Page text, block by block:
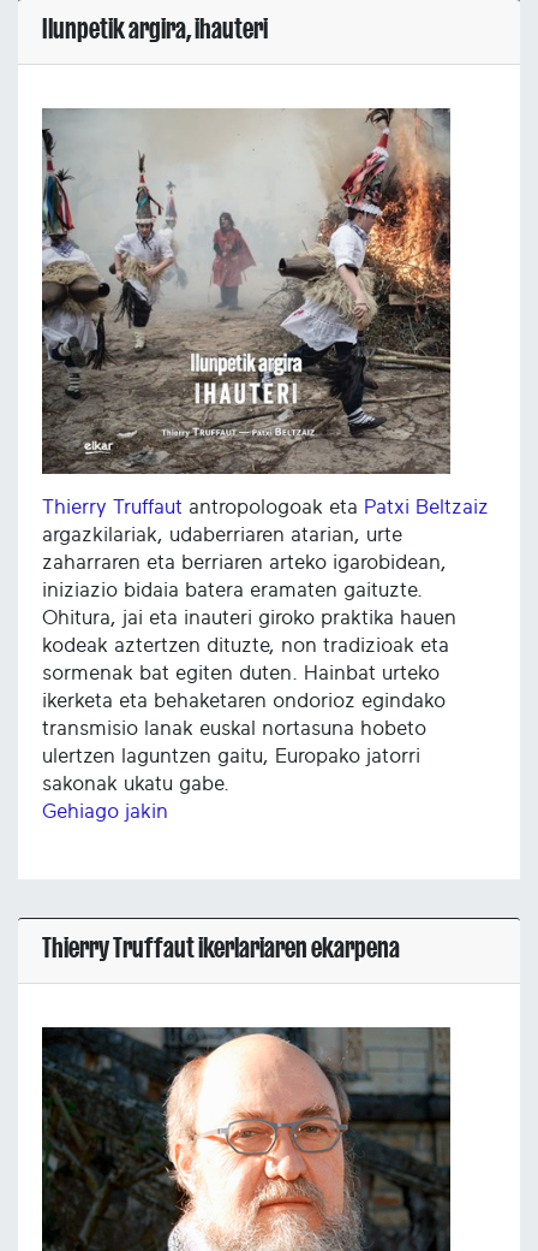
Ilunpetik argira, ihauteri
Thierry Truffaut antropologoak eta Patxi Beltzaiz
argazkilariak, udaberriaren atarian, urte
zaharraren eta berriaren arteko igarobidean,
iniziazio bidaia batera eramaten gaituzte.
Ohitura, jai eta inauteri giroko praktika hauen
kodeak aztertzen dituzte, non tradizioak eta
sormenak bat egiten duten. Hainbat urteko
ikerketa eta behaketaren ondorioz egindako
transmisio lanak euskal nortasuna hobeto
ulertzen laguntzen gaitu, Europako jatorri
sakonak ukatu gabe.
Gehiago jakin
Thierry Truffaut ikerlariaren ekarpena